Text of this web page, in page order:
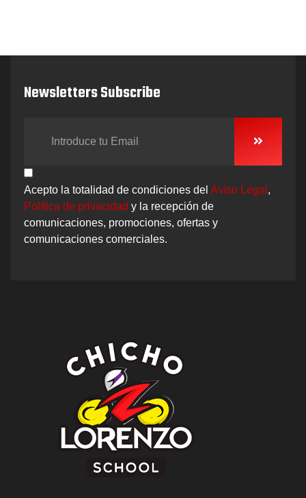
Newsletters Subscribe
Acepto la totalidad de condiciones del Aviso Legal ,
Política de privacidad y la recepción de
comunicaciones, promociones, ofertas y
comunicaciones comerciales.